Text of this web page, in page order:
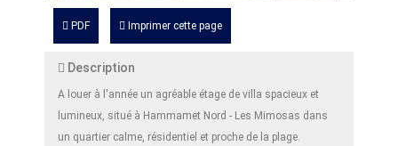
PDF Imprimer cette page
Description
A louer à l'année un agréable étage de villa spacieux et
lumineux, situé à Hammamet Nord - Les Mimosas dans
un quartier calme, résidentiel et proche de la plage.